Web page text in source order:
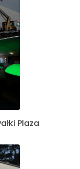
Plaza